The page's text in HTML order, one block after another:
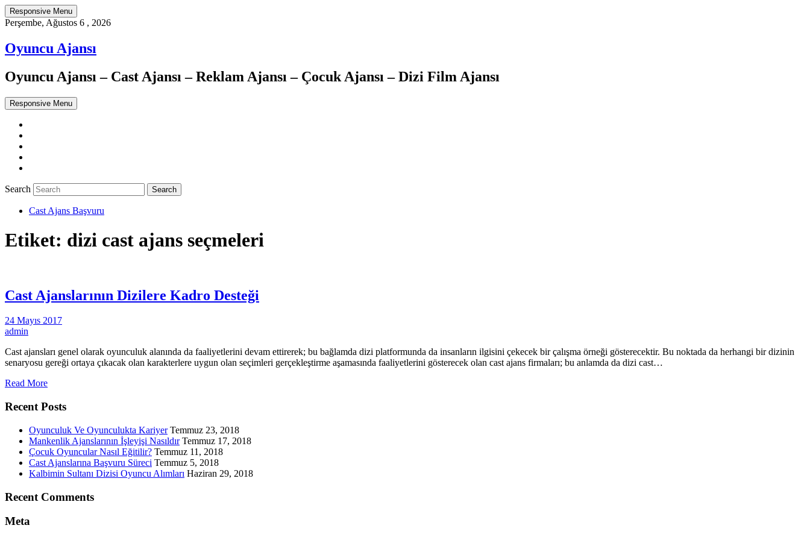
Responsive Menu
Perşembe, Ağustos 6 , 2026
Oyuncu Ajansı
Oyuncu Ajansı – Cast Ajansı – Reklam Ajansı – Çocuk Ajansı – Dizi Film Ajansı
Responsive Menu
Search
Cast Ajans Başvuru
Etiket: dizi cast ajans seçmeleri
Cast Ajanslarının Dizilere Kadro Desteği
24 Mayıs 2017
admin
Cast ajansları genel olarak oyunculuk alanında da faaliyetlerini devam ettirerek; bu bağlamda dizi platformunda da insanların ilgisini çekecek bir çalışma örneği gösterecektir. Bu noktada da herhangi bir dizinin
senaryosu gereği ortaya çıkacak olan karakterlere uygun olan seçimleri gerçekleştirme aşamasında faaliyetlerini gösterecek olan cast ajans firmaları; bu anlamda da dizi cast…
Read More
Recent Posts
Oyunculuk Ve Oyunculukta Kariyer Temmuz 23, 2018
Mankenlik Ajanslarının İşleyişi Nasıldır Temmuz 17, 2018
Çocuk Oyuncular Nasıl Eğitilir? Temmuz 11, 2018
Cast Ajanslarına Başvuru Süreci Temmuz 5, 2018
Kalbimin Sultanı Dizisi Oyuncu Alımları Haziran 29, 2018
Recent Comments
Meta